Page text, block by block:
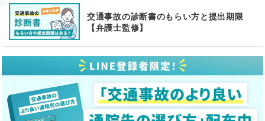
交通事故の診断書のもらい方と提出期限
【弁護士監修】